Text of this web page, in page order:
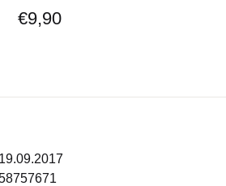
Kitapları
€9,90